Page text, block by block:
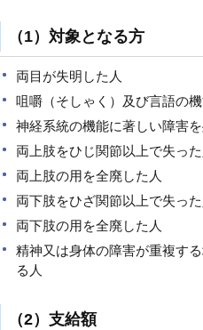
（1）対象となる方
両目が失明した人
咀嚼（そしゃく）及び言語の
神経系統の機能に著しい障害
両上肢をひじ関節以上で失った
両上肢の用を全廃した人
両下肢をひざ関節以上で失った
両下肢の用を全廃した人
精神又は身体の障害が重複す
る人
（2）支給額